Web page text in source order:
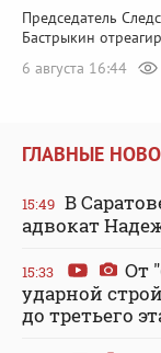
Председатель
Бастрыкин
6 августа 16:44
ГЛАВНЫЕ
15:49 В
адвокат
15:33
От
ударной
до третьего